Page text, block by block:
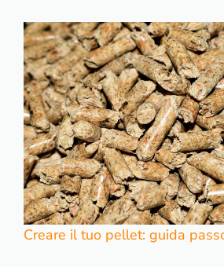
Creare il tuo pellet: guida